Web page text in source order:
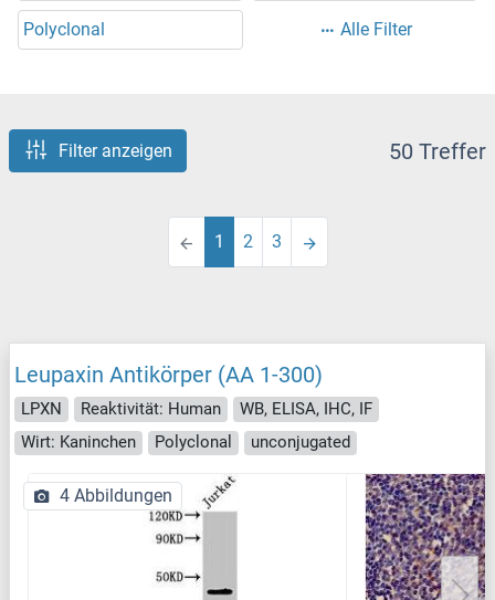
Polyclonal Alle Filter
Filter anzeigen 50 Treffer
1 2 3
Leupaxin Antikörper (AA 1-300)
LPXN Reaktivität: Human
WB, ELISA, IHC, IF
Wirt: Kaninchen
Polyclonal unconjugated
4 Abbildungen